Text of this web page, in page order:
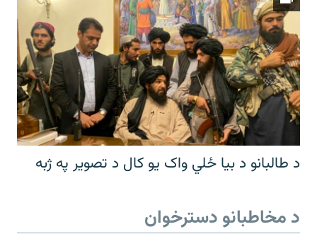
د طالبانو د بیا ځلي واک یو کال د تصویر په ژبه
د مخاطبانو دسترخوان